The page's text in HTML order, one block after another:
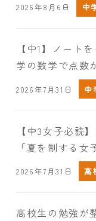
2026年8月6日 中
【中1】ノート
学の数学で点数
2026年7月31日 中
【中3女子必読
「夏を制する
2026年7月31日 高
高校生の勉強が